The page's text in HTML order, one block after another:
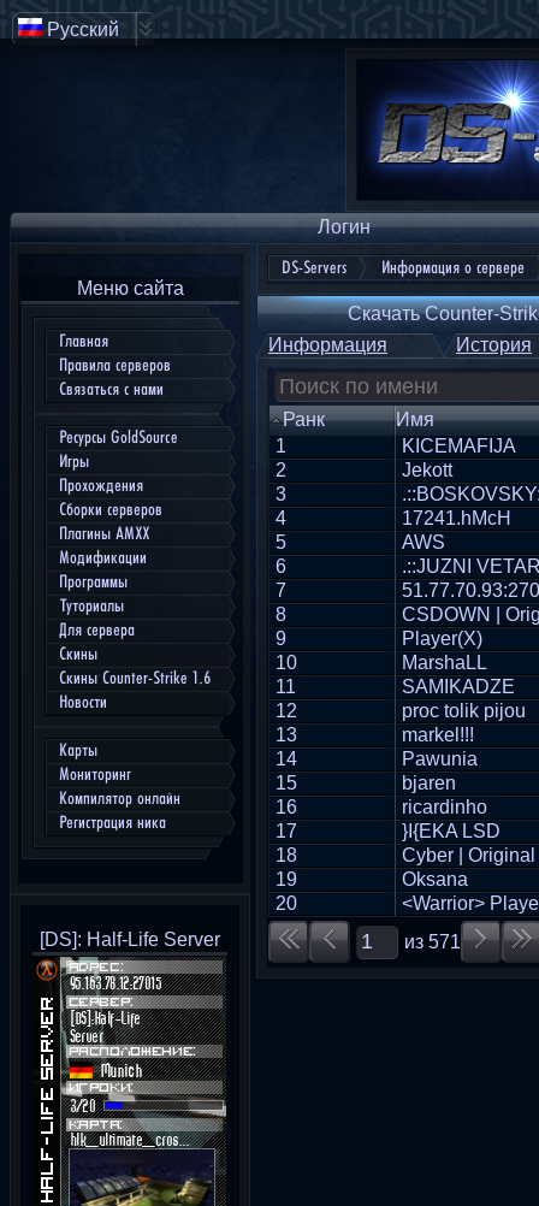
Логин
Меню сайта
Главная
Правила серверов
Связаться с нами
Ресурсы GoldSource
Игры
Прохождения
Сборки серверов
Плагины AMXX
Модификации
Программы
Туториалы
Для сервера
Скины
Скины Counter-Strike 1.6
Новости
Карты
Мониторинг
Компилятор онлайн
Регистрация ника
[DS]: Half-Life Server
DS-Servers Информация о сервере
Скачать Counter-
Информация
История
Ранк
Имя
1
KICEMAFIJA
2
Jekott
3
4
17241.hMcH
5
AWS
6
.::JUZNI
7
8
CSDOWN |
9
Player(X)
10
MarshaLL
11
SAMIKADZE
12
proc tolik pijou
13
markel!!!
14
Pawunia
15
bjaren
16
ricardinho
17
}I{EKA LSD
18
Cyber |
19
Oksana
20
<Warrior>
из 571
Русский